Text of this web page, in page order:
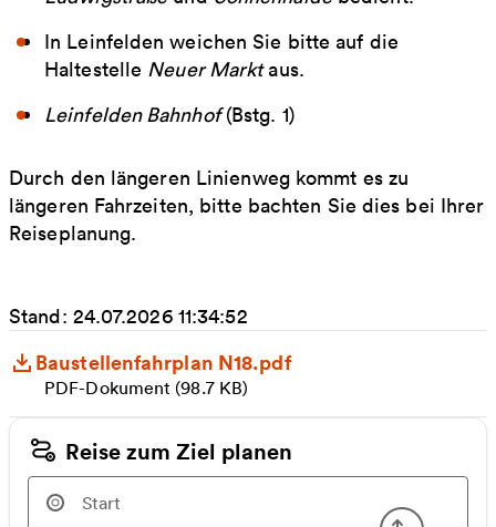
In Leinfelden weichen Sie bitte auf die
Haltestelle Neuer Marktaus.
Leinfelden Bahnhof(Bstg. 1)
Durch den längeren Linienweg kommt es zu
längeren Fahrzeiten, bitte bachten Sie dies bei Ihrer
Reiseplanung.
Stand: 24.07.2026 11:34:52
Baustellenfahrplan N18.pdf
PDF-Dokument (98.7 KB)
Reise zum Ziel planen